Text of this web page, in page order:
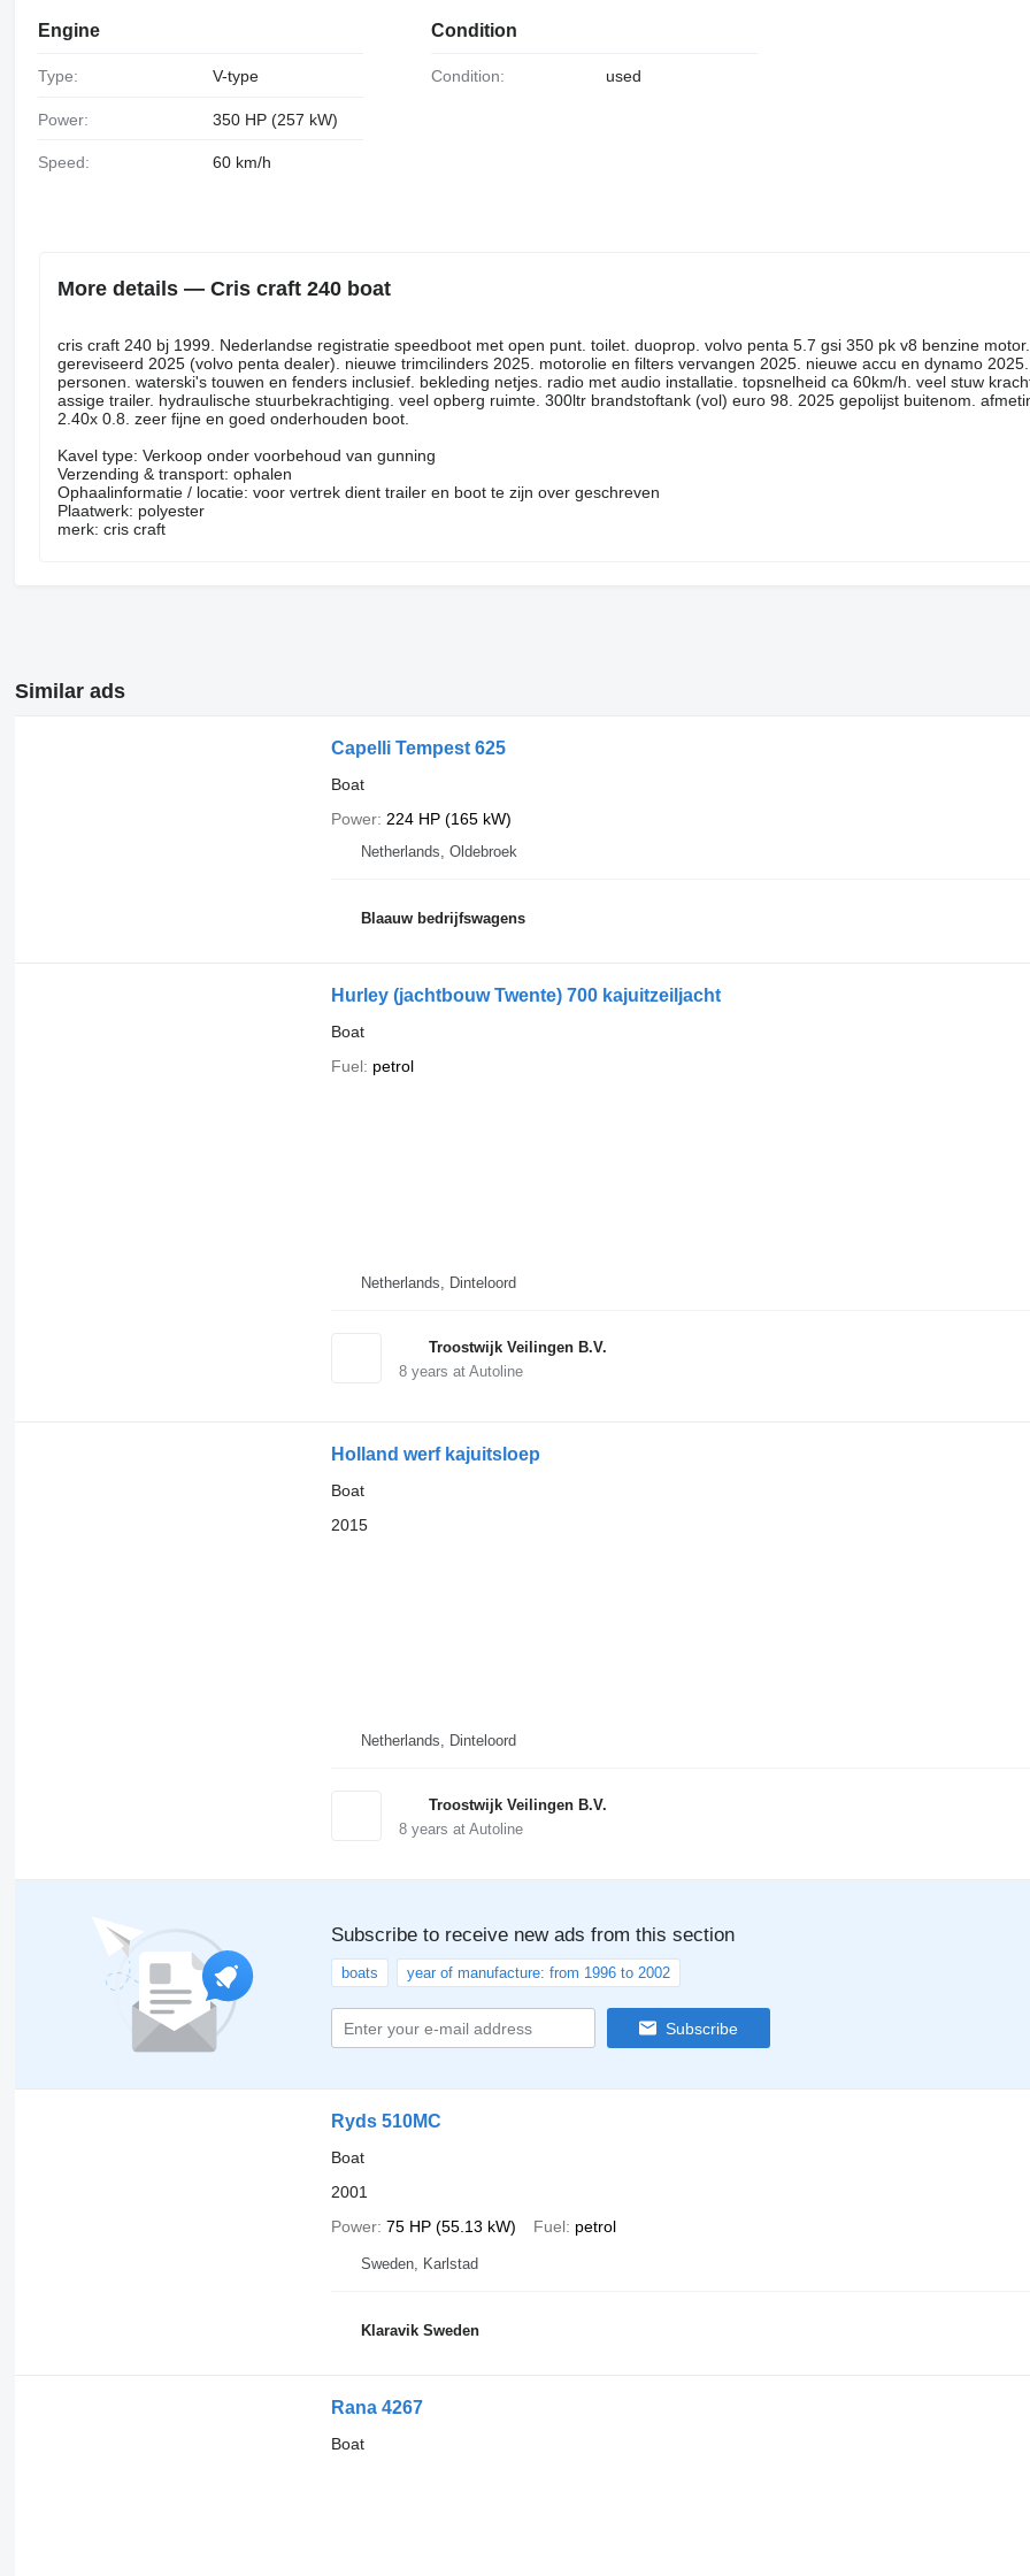
Engine
Type: V-type
Power: 350 HP (257 kW)
Speed: 60 km/h
Condition
Condition: used
More details — Cris craft 240 boat
cris craft 240 bj 1999. Nederlandse registratie speedboot met open punt. toilet. duoprop. volvo penta 5.7 gsi 350 pk v8 benzine
gereviseerd 2025 (volvo penta dealer). nieuwe trimcilinders 2025. motorolie en filters vervangen 2025. nieuwe accu en dynamo
personen. waterski's touwen en fenders inclusief. bekleding netjes. radio met audio installatie. topsnelheid ca 60km/h. veel stuw
assige trailer. hydraulische stuurbekrachtiging. veel opberg ruimte. 300ltr brandstoftank (vol) euro 98. 2025 gepolijst buitenom.
2.40x 0.8. zeer fijne en goed onderhouden boot.
Kavel type: Verkoop onder voorbehoud van gunning
Verzending & transport: ophalen
Ophaalinformatie / locatie: voor vertrek dient trailer en boot te zijn over geschreven
Plaatwerk: polyester
merk: cris craft
Similar ads
Capelli Tempest 625
Boat
Power 224 HP (165 kW)
Netherlands, Oldebroek
Blaauw bedrijfswagens
Hurley (jachtbouw Twente) 700 kajuitzeiljacht
Boat
Fuel petrol
Netherlands, Dinteloord
Troostwijk Veilingen B.V.
8years at Autoline
Holland werf kajuitsloep
Boat
2015
Netherlands, Dinteloord
Troostwijk Veilingen B.V.
8years at Autoline
Subscribe to receive new ads from this section
boats year of manufacture: from 1996 to 2002
Subscribe
Ryds 510MC
Boat
2001
Power 75 HP (55.13 kW) Fuel petrol
Sweden, Karlstad
Klaravik Sweden
Rana 4267
Boat